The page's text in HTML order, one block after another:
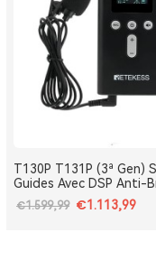
T130P T131P (3ª Gen)
Guides Avec DSP Anti-
Eiffel, Le Louvre,
€1.599,99 €1.113,99